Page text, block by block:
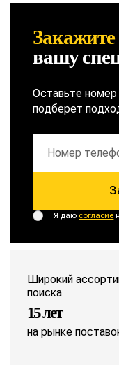
Закажите
вашу
Оставьте
подберет
Я даю согласие
Широкий
поиска
15 лет
на рынке